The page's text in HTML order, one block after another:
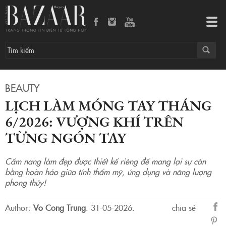
BEAUTY
LỊCH LÀM MÓNG TAY THÁNG
6/2026: VƯỢNG KHÍ TRÊN
TỪNG NGÓN TAY
Cẩm nang làm đẹp được thiết kế riêng để mang lại sự cân
bằng hoàn hảo giữa tính thẩm mỹ, ứng dụng và năng lượng
phong thủy!
Author: Vo Cong Trung. 31-05-2026.
chia sẻ
sẻ